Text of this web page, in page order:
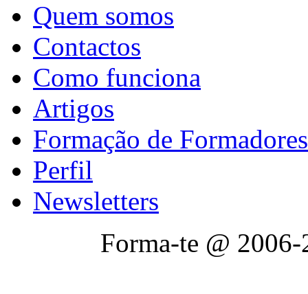
Quem somos
Contactos
Como funciona
Artigos
Formação de Formadores
Perfil
Newsletters
Forma-te @